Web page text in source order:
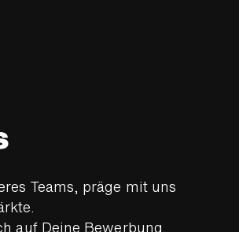
Teams, präge mit uns
auf Deine Bewerbung.